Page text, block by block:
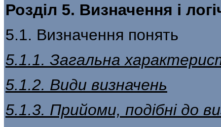
Розділ 5. Визначення і
5.1. Визначення понять
5.1.1. Загальна
5.1.2. Види визначень
5.1.3. Прийоми, подібні до